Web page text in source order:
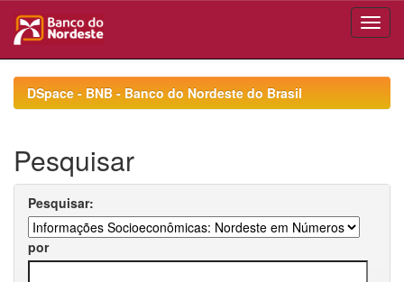
navigationDSpace - BNB - Banco do Nordeste do Brasil
Pesquisar
Pesquisar:
por